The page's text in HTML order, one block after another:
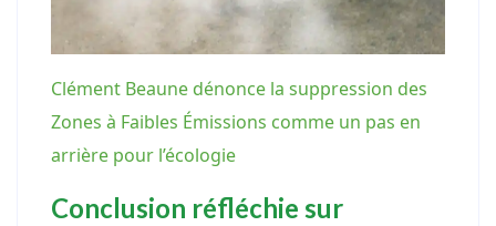
Clément Beaune dénonce la suppression des
Zones à Faibles Émissions comme un pas en
arrière pour l’écologie
Conclusion réfléchie sur